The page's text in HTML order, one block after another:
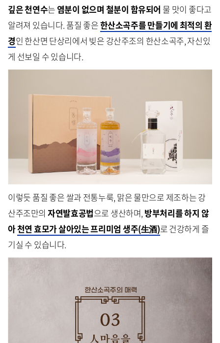
깊은 천연수는 염분이 없으며 철분이 함유되어 물 맛이 좋다고
알려져 있습니다. 품질 좋은한산소곡주를 만들기에 최적의 환
경인 한산면 단상리에서 빚은 강산주조의 한산소곡주, 자신있
게 선보일 수 있습니다.
이렇듯 품질 좋은 쌀과 전통누룩, 맑은 물만으로 제조하는 강
산주조만의자연발효공법으로 생산하며, 방부처리를 하지 않
아천연 효모가 살아있는 프리미엄 생주(生酒)로 건강하게 즐
기실 수 있습니다.